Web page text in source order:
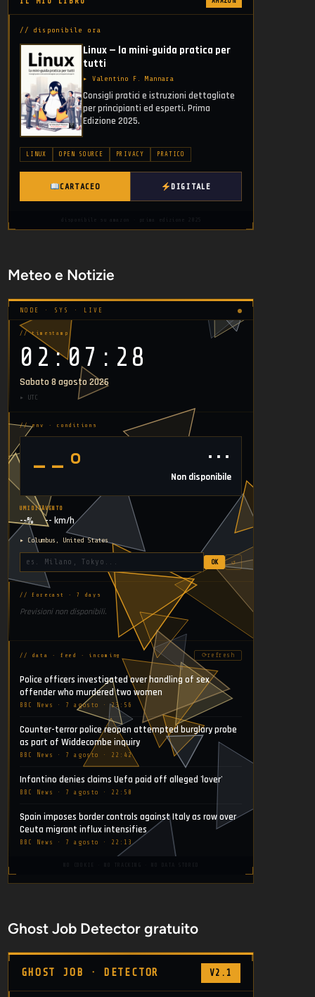
// disponibile ora
Linux — la mini-guida pratica per
tutti
▸ Valentino F. Mannara
Consigli pratici e istruzioni dettagliate
per principianti ed esperti. Prima
Edizione 2025.
LINUX OPEN SOURCE PRIVACY PRATICO
CARTACEO DIGITALE
Meteo e Notizie
NODE · SYS · LIVE
// timestamp
02:07:29
Sabato 8 agosto 2026
▸ UTC
// env · conditions
--° ⋯
Non disponibile
UMIDITÀ
--%
VENTO
-- km/h
▸ Columbus, United States
OK ↺
// forecast · 7 days
Previsioni non disponibili.
// data · feed · incoming ⟳refresh
Police officers investigated over handling of sex
offender who murdered two women
BBC News · 7 agosto · 23:56
Counter-terror police reopen attempted burglary probe
as part of Widdecombe inquiry
BBC News · 7 agosto · 22:42
Infantino denies claims Uefa paid off alleged 'lover'
BBC News · 7 agosto · 22:50
Spain imposes border controls against Italy as row over
Ceuta migrant influx intensifies
BBC News · 7 agosto · 22:13
Ghost Job Detector gratuito
GHOST JOB · DETECTOR V2.1